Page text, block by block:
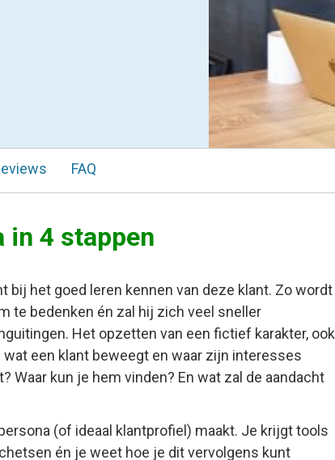
FAQ
in 4 stappen
bij het goed leren kennen van deze klant. Zo wordt
te bedenken én zal hij zich veel sneller
Het opzetten van een fictief karakter, ook
een klant beweegt en waar zijn interesses
Waar kun je hem vinden? En wat zal de aandacht
(of ideaal klantprofiel) maakt. Je krijgt tools
én je weet hoe je dit vervolgens kunt